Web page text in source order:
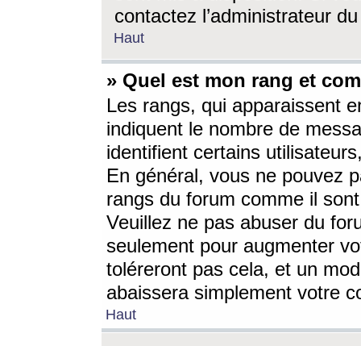
contactez l’administrateur
Haut
» Quel est mon rang et
Les rangs, qui apparaissent
indiquent le nombre de
identifient certains
En général, vous ne pouvez
rangs du forum comme il
Veuillez ne pas abuser du
seulement pour augmenter
toléreront pas cela, et un
abaissera simplement votre
Haut